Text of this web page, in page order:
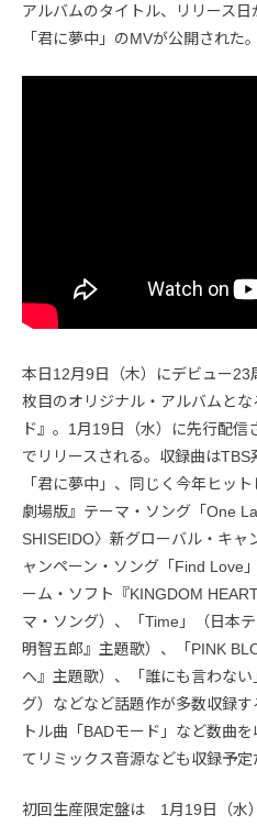
アルバムのタイトル、リリース
「君に夢中」のMVが公開された。
本日12月9日（木）にデビュー
枚目のオリジナル・アルバムと
ド』。1月19日（水）に先行配
でリリースされる。収録曲は
「君に夢中」、同じく今年ヒッ
劇場版』テーマ・ソング「One
SHISEIDO〉新グローバル・キャ
ャンペーン・ソング「Find Love
ーム・ソフト『KINGDOM
マ・ソング）、「Time」（日本
明智五郎』主題歌）、「PINK
へ』主題歌）、「誰にも言わな
グ）などなど話題作が多数収録
トル曲「BADモード」など数曲
てリミックス音源なども収録予定
初回生産限定盤は 1月19日（水